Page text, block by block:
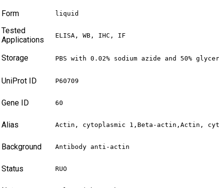
Form liquid
Tested
Applications
ELISA, WB, IHC, IF
Storage PBS with 0.02% sodium azide and 50%
UniProt ID P60709
Gene ID 60
Alias Actin, cytoplasmic 1,Beta-actin,Actin,
Background Antibody anti-actin
Status RUO